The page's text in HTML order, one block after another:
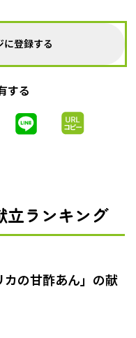
に登録する
する
立ランキング
カの甘酢あん」の献